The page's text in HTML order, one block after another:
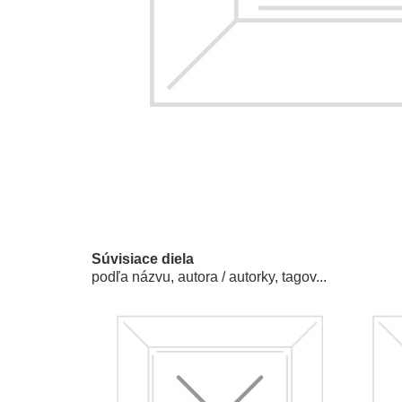
Súvisiace diela
podľa názvu, autora / autorky, tagov...